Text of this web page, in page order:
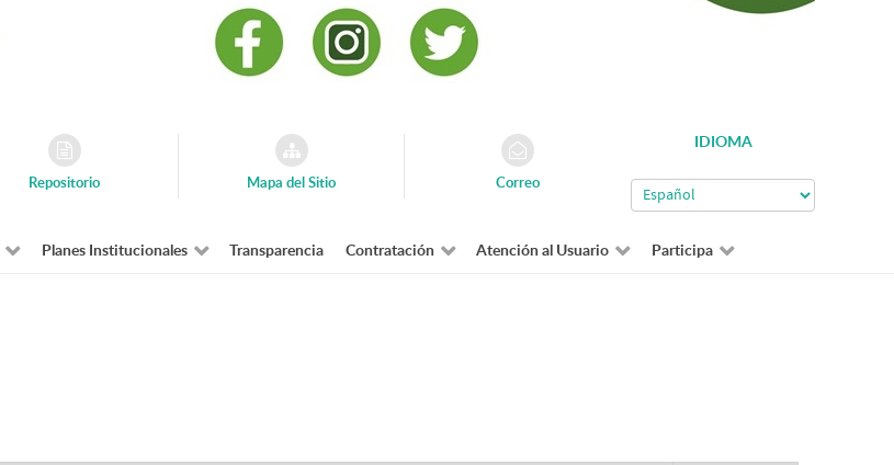
Repositorio Mapa del Sitio Correo
IDIOMA
Planes Institucionales Transparencia Contratación Atención al Usuario Participa